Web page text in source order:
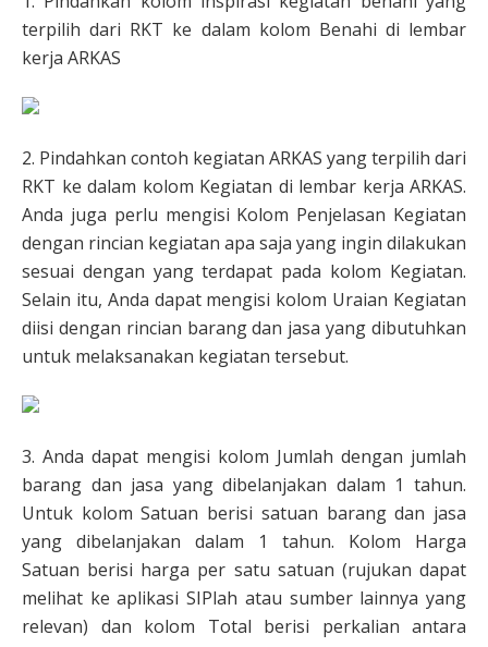
terpilih dari RKT ke dalam kolom Benahi di lembar
kerja ARKAS
2. Pindahkan contoh kegiatan ARKAS yang terpilih dari
RKT ke dalam kolom Kegiatan di lembar kerja ARKAS.
Anda juga perlu mengisi Kolom Penjelasan Kegiatan
dengan rincian kegiatan apa saja yang ingin dilakukan
sesuai dengan yang terdapat pada kolom Kegiatan.
Selain itu, Anda dapat mengisi kolom Uraian Kegiatan
diisi dengan rincian barang dan jasa yang dibutuhkan
untuk melaksanakan kegiatan tersebut.
3. Anda dapat mengisi kolom Jumlah dengan jumlah
barang dan jasa yang dibelanjakan dalam 1 tahun.
Untuk kolom Satuan berisi satuan barang dan jasa
yang dibelanjakan dalam 1 tahun. Kolom Harga
Satuan berisi harga per satu satuan (rujukan dapat
melihat ke aplikasi SIPlah atau sumber lainnya yang
relevan) dan kolom Total berisi perkalian antara